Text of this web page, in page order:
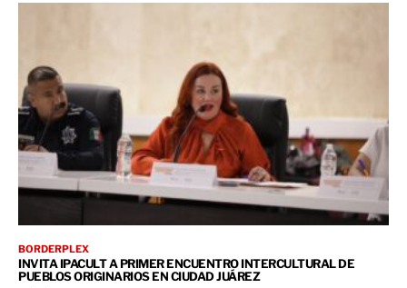
BORDERPLEX
INVITA IPACULT A PRIMER ENCUENTRO INTERCULTURAL DE
PUEBLOS ORIGINARIOS EN CIUDAD JUÁREZ